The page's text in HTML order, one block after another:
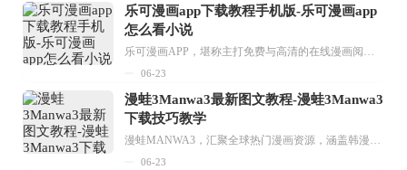
乐可漫画app下载教程手机版-乐可漫画app
怎么看小说
乐可漫画APP，堪称主打免费与高清的在线漫画阅读神器。其官方版提供海量完整版漫画资源，无论是国内漫画，还是日漫、韩漫、台漫、美漫等国外漫画，应有尽有，随时供你阅读。只需轻点一下，便能直接进入阅读界面。不仅如此，乐可漫画最新版本更新速度极快，在这里，你总能抢先看到全网一手漫画章节内容！...
06-23
漫蛙3Manwa3最新图文教程-漫蛙3Manwa3
下载技巧教学
漫蛙MANWA3，汇聚全球热门漫画资源，涵盖韩漫、欧美漫画、国漫等多种类型，题材丰富多样，全方位满足用户阅读喜好。它不仅是阅读平台，更是创作平台，为广大用户打造零门槛创作环境。...
06-23